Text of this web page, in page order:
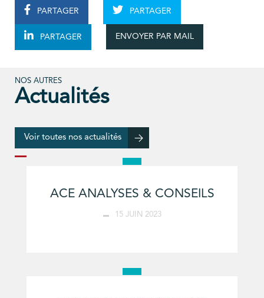
PARTAGER PARTAGER
PARTAGER ENVOYER PAR MAIL
NOS AUTRES
Actualités
Voir toutes nos actualités
ACE ANALYSES & CONSEILS
15 JUIN 2023